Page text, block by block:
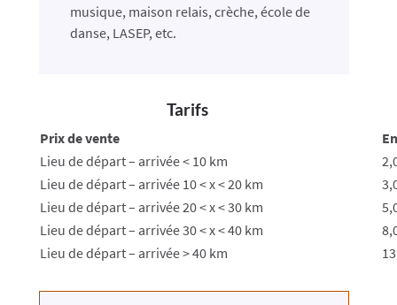
musique, maison relais, crèche, école de
danse, LASEP, etc.
Tarifs
Prix de vente
Lieu de départ – arrivée < 10 km
Lieu de départ – arrivée 10 < x < 20 km
Lieu de départ – arrivée 20 < x < 30 km
Lieu de départ – arrivée 30 < x < 40 km
Lieu de départ – arrivée > 40 km